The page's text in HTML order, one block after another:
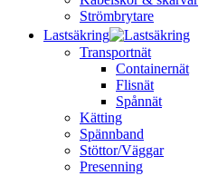
Strömbrytare
Lastsäkring
Transportnät
Containernät
Flisnät
Spånnät
Kätting
Spännband
Stöttor/Väggar
Presenning